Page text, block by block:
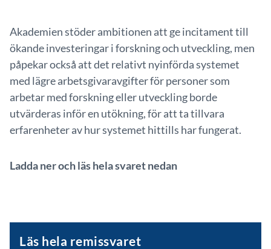
Akademien stöder ambitionen att ge incitament till
ökande investeringar i forskning och utveckling, men
påpekar också att det relativt nyinförda systemet
med lägre arbetsgivaravgifter för personer som
arbetar med forskning eller utveckling borde
utvärderas inför en utökning, för att ta tillvara
erfarenheter av hur systemet hittills har fungerat.
Ladda ner och läs hela svaret nedan
Läs hela remissvaret